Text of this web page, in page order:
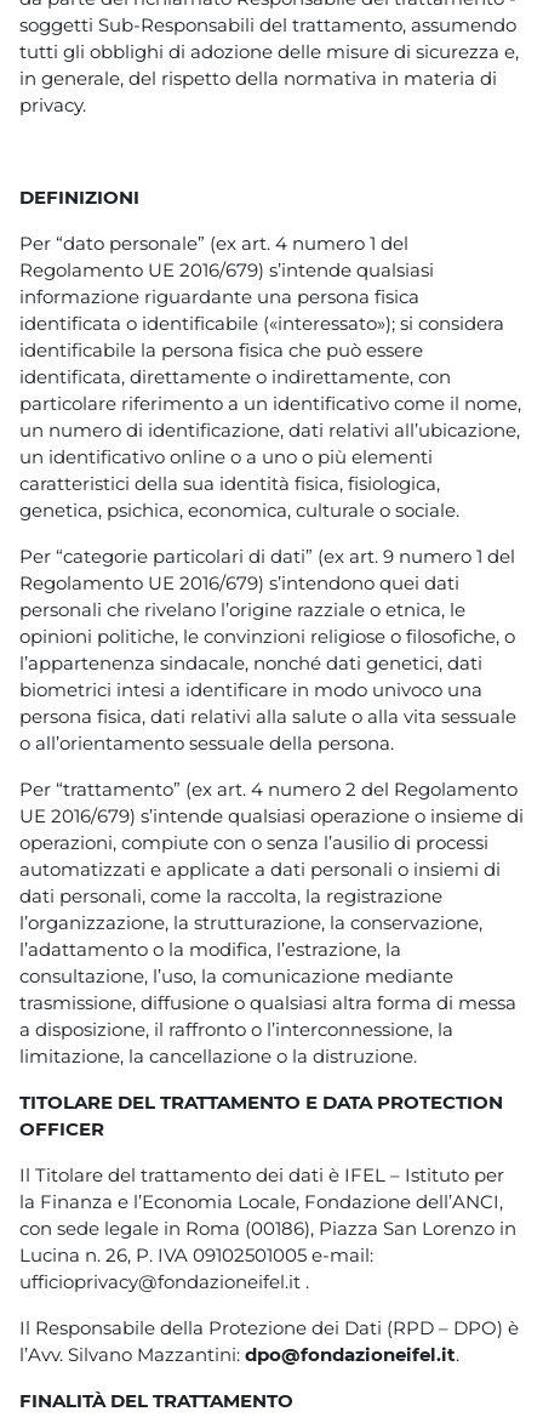
soggetti Sub-Responsabili del trattamento, assumendo
tutti gli obblighi di adozione delle misure di sicurezza e,
in generale, del rispetto della normativa in materia di
privacy.
DEFINIZIONI
Per “dato personale” (ex art. 4 numero 1 del
Regolamento UE 2016/679) s’intende qualsiasi
informazione riguardante una persona fisica
identificata o identificabile («interessato»); si considera
identificabile la persona fisica che può essere
identificata, direttamente o indirettamente, con
particolare riferimento a un identificativo come il nome,
un numero di identificazione, dati relativi all’ubicazione,
un identificativo online o a uno o più elementi
caratteristici della sua identità fisica, fisiologica,
genetica, psichica, economica, culturale o sociale.
Per “categorie particolari di dati” (ex art. 9 numero 1 del
Regolamento UE 2016/679) s’intendono quei dati
personali che rivelano l’origine razziale o etnica, le
opinioni politiche, le convinzioni religiose o filosofiche, o
l’appartenenza sindacale, nonché dati genetici, dati
biometrici intesi a identificare in modo univoco una
persona fisica, dati relativi alla salute o alla vita sessuale
o all’orientamento sessuale della persona.
Per “trattamento” (ex art. 4 numero 2 del Regolamento
UE 2016/679) s’intende qualsiasi operazione o insieme di
operazioni, compiute con o senza l’ausilio di processi
automatizzati e applicate a dati personali o insiemi di
dati personali, come la raccolta, la registrazione
l’organizzazione, la strutturazione, la conservazione,
l’adattamento o la modifica, l’estrazione, la
consultazione, l’uso, la comunicazione mediante
trasmissione, diffusione o qualsiasi altra forma di messa
a disposizione, il raffronto o l’interconnessione, la
limitazione, la cancellazione o la distruzione.
TITOLARE DEL TRATTAMENTO E DATA PROTECTION
OFFICER
Il Titolare del trattamento dei dati è IFEL – Istituto per
la Finanza e l’Economia Locale, Fondazione dell’ANCI,
con sede legale in Roma (00186), Piazza San Lorenzo in
Lucina n. 26, P. IVA 09102501005 e-mail:
ufficioprivacy@fondazioneifel.it .
Il Responsabile della Protezione dei Dati (RPD – DPO) è
l’Avv. Silvano Mazzantini: dpo@fondazioneifel.it.
FINALITÀ DEL TRATTAMENTO